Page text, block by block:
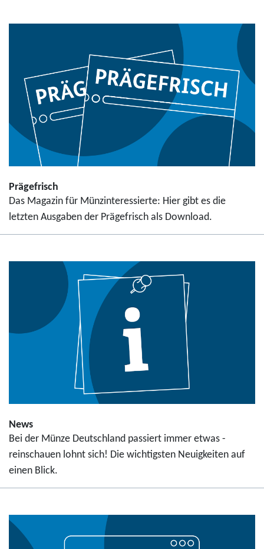
Prägefrisch
Das Magazin für Münzinteressierte: Hier gibt es die
letzten Ausgaben der Prägefrisch als Download.
News
Bei der Münze Deutschland passiert immer etwas -
reinschauen lohnt sich! Die wichtigsten Neuigkeiten auf
einen Blick.